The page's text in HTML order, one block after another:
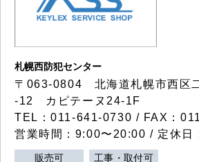
札幌西防犯センター
〒063-0804 北海道札幌市西区
-12 カピテーヌ24-1F
TEL：011-641-0730 / FAX：
営業時間：9:00〜20:00 / 定休日
販売可 工事・取付可